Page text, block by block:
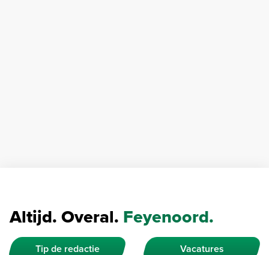
Altijd. Overal. Feyenoord.
Tip de redactie Vacatures